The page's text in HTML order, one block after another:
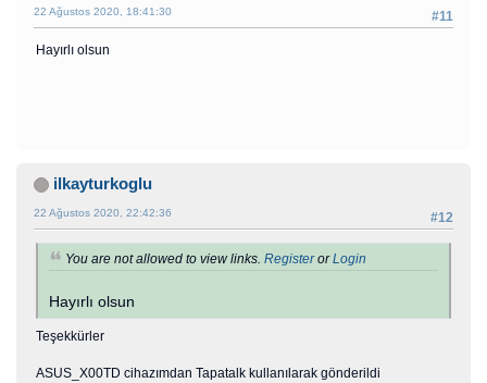
#11
22 Ağustos 2020, 18:41:30
Hayırlı olsun
ilkayturkoglu
#12
22 Ağustos 2020, 22:42:36
You are not allowed to view links. RegisterorLogin
Hayırlı olsun
Teşekkürler
ASUS_X00TD cihazımdan Tapatalk kullanılarak gönderildi